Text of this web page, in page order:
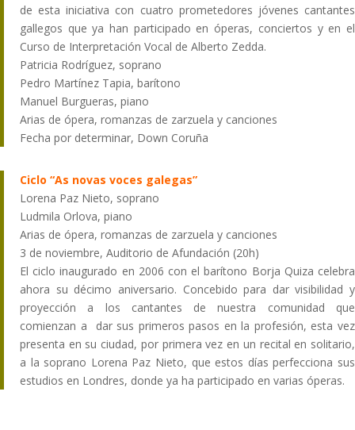
de esta iniciativa con cuatro prometedores jóvenes cantantes
gallegos que ya han participado en óperas, conciertos y en el
Curso de Interpretación Vocal de Alberto Zedda.
Patricia Rodríguez, soprano
Pedro Martínez Tapia, barítono
Manuel Burgueras, piano
Arias de ópera, romanzas de zarzuela y canciones
Fecha por determinar, Down Coruña
Ciclo “As novas voces galegas”
Lorena Paz Nieto, soprano
Ludmila Orlova, piano
Arias de ópera, romanzas de zarzuela y canciones
3 de noviembre, Auditorio de Afundación (20h)
El ciclo inaugurado en 2006 con el barítono Borja Quiza celebra
ahora su décimo aniversario. Concebido para dar visibilidad y
proyección a los cantantes de nuestra comunidad que
comienzan a dar sus primeros pasos en la profesión, esta vez
presenta en su ciudad, por primera vez en un recital en solitario,
a la soprano Lorena Paz Nieto, que estos días perfecciona sus
estudios en Londres, donde ya ha participado en varias óperas.